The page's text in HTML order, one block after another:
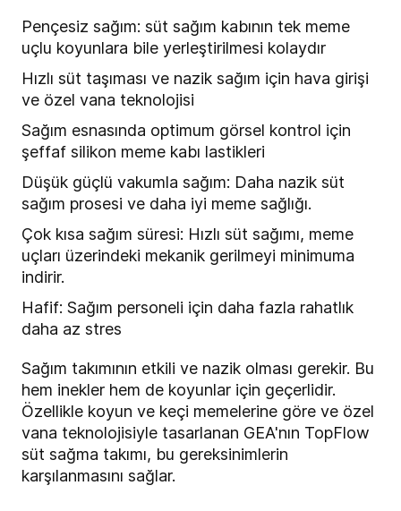
Pençesiz sağım: süt sağım kabının tek meme
uçlu koyunlara bile yerleştirilmesi kolaydır
Hızlı süt taşıması ve nazik sağım için hava girişi
ve özel vana teknolojisi
Sağım esnasında optimum görsel kontrol için
şeffaf silikon meme kabı lastikleri
Düşük güçlü vakumla sağım: Daha nazik süt
sağım prosesi ve daha iyi meme sağlığı.
Çok kısa sağım süresi: Hızlı süt sağımı, meme
uçları üzerindeki mekanik gerilmeyi minimuma
indirir.
Hafif: Sağım personeli için daha fazla rahatlık
daha az stres
Sağım takımının etkili ve nazik olması gerekir. Bu
hem inekler hem de koyunlar için geçerlidir.
Özellikle koyun ve keçi memelerine göre ve özel
vana teknolojisiyle tasarlanan GEA'nın TopFlow
süt sağma takımı, bu gereksinimlerin
karşılanmasını sağlar.